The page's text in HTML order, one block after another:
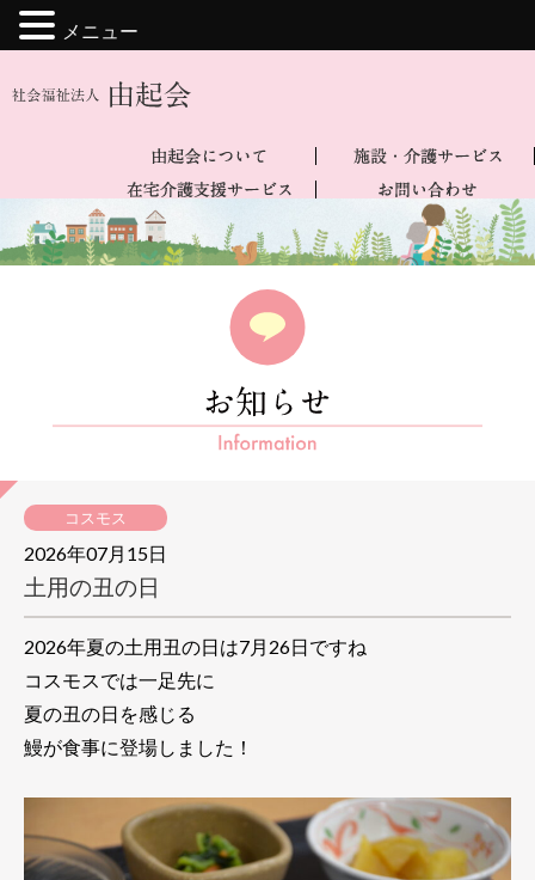
コスモス
2026年07月15日
土用の丑の日
2026年夏の土用丑の日は7月26日ですね
コスモスでは一足先に
夏の丑の日を感じる
鰻が食事に登場しました！
メニュー